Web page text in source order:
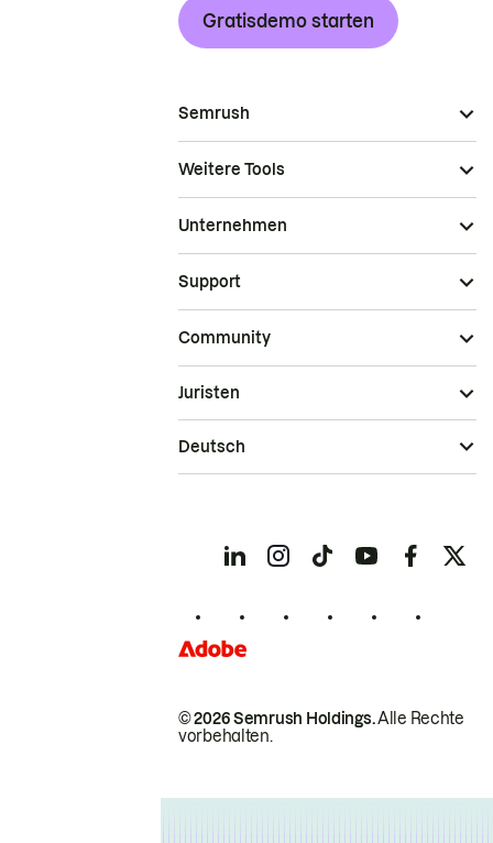
Gratisdemo starten
Semrush
Weitere Tools
Unternehmen
Support
Community
© 2026 Semrush Holdings.Alle Rechte
vorbehalten.
Juristen
Deutsch